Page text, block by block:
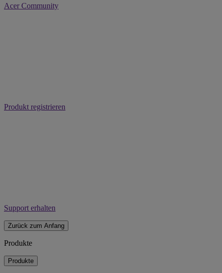
Acer Community
Produkt registrieren
Support erhalten
Zurück zum Anfang
Produkte
Produkte